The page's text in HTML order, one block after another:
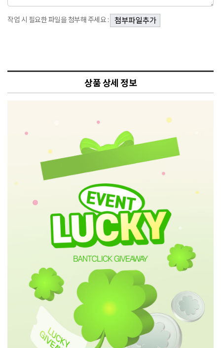
작업 시 필요한 파일을 첨부해 주세요 :
상품 상세 정보